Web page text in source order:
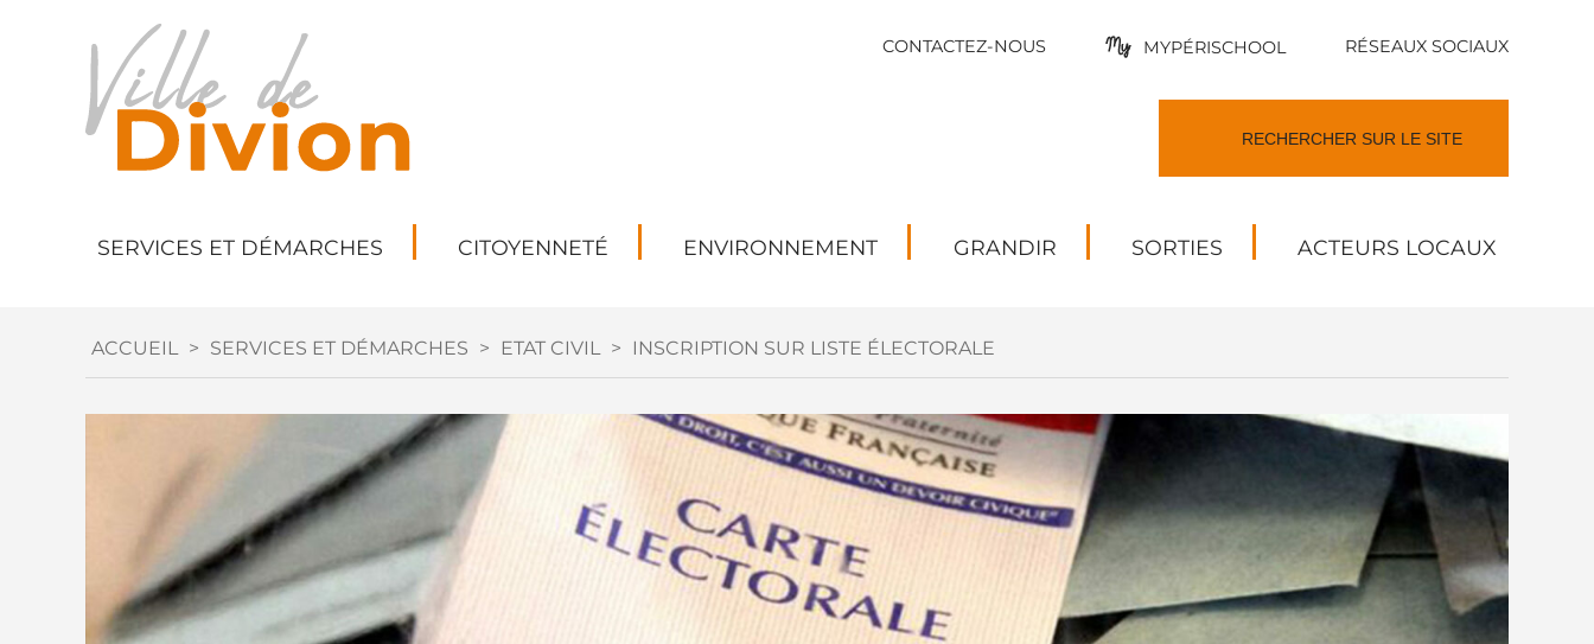
CONTACTEZ-NOUS MYPÉRISCHOOL RÉSEAUX SOCIAUX
SERVICES ET DÉMARCHES CITOYENNETÉ ENVIRONNEMENT GRANDIR SORTIES ACTEURS LOCAUX
ACCUEIL > SERVICES ET DÉMARCHES > ETAT CIVIL > INSCRIPTION SUR LISTE ÉLECTORALE